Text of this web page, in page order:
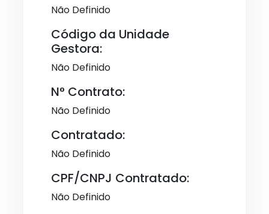
Não Definido
Código da Unidade
Gestora:
Não Definido
N° Contrato:
Não Definido
Contratado:
Não Definido
CPF/CNPJ Contratado:
Não Definido